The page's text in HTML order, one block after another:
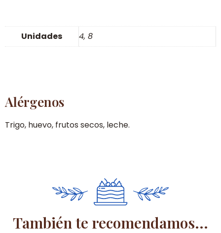
Unidades 4, 8
Alérgenos
Trigo, huevo, frutos secos, leche.
También te recomendamos...